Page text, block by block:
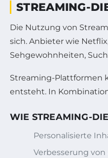
STREAMING-
Die Nutzung von
sich. Anbieter wie
Sehgewohnheiten,
Streaming-Plattformen
entsteht. In
WIE STREAMING-
Personalisierte
Verbesserung